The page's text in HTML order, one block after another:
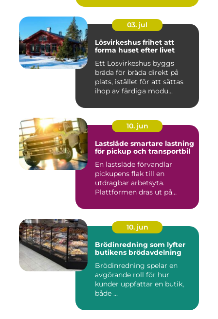
03. jul
Lösvirkeshus frihet att
forma huset efter livet
Ett Lösvirkeshus byggs
bräda för bräda direkt på
plats, istället för att sättas
ihop av färdiga modu...
10. jun
Lastsläde smartare lastning
för pickup och transportbil
En lastsläde förvandlar
pickupens flak till en
utdragbar arbetsyta.
Plattformen dras ut på
10. jun
Brödinredning som lyfter
butikens brödavdelning
Brödinredning spelar en
avgörande roll för hur
kunder uppfattar en butik,
både ...